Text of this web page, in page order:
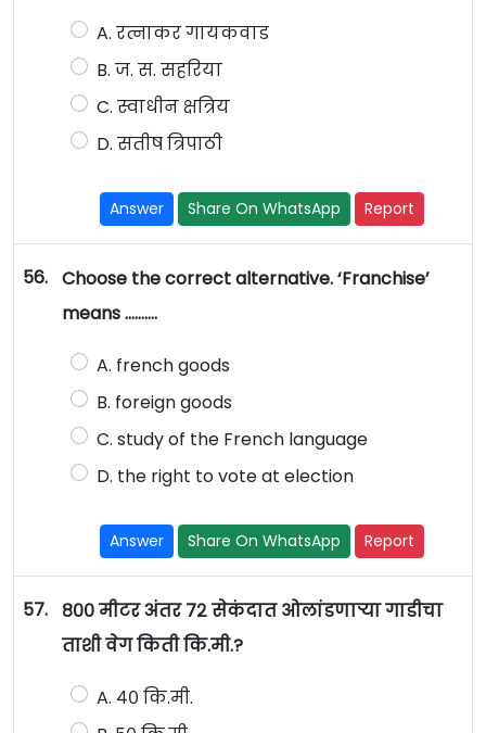
A. रत्नाकर गायकवाड
B. ज. स. सहरिया
C. स्वाधीन क्षत्रिय
D. सतीष त्रिपाठी
Answer Share On WhatsApp Report
56. Choose the correct alternative. ‘Franchise’
means ……….
A. french goods
B. foreign goods
C. study of the French language
D. the right to vote at election
Answer Share On WhatsApp Report
57.
८०० मीटर अंतर ७२ सेकंदात ओलांडणाऱ्या गाडीचा
ताशी वेग किती कि.मी.?
A. ४० कि.मी.